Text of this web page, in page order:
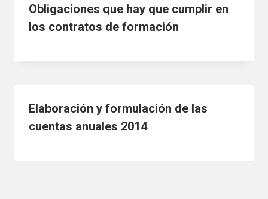
Obligaciones que hay que cumplir en
los contratos de formación
Elaboración y formulación de las
cuentas anuales 2014